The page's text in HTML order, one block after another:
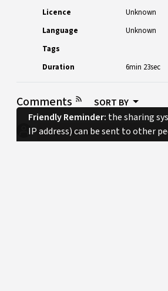
Licence
Unknown
Language
Unknown
Tags
Duration
6min 23sec
Comments SORT BY
Friendly Reminder: the sharing
IP address) can be sent to other